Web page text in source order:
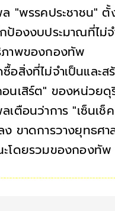
"พรรคประชาชน" ตั้
ป้องงบประมาณที่ไม่
ภาพของกองทัพ
อสิ่งที่ไม่จำเป็นและ
นเสิร์ต" ของหน่วยดุ
เตือนว่าการ "เซ็นเ
ขาดการวางยุทธศ
ะโดยรวมของกองทัพ